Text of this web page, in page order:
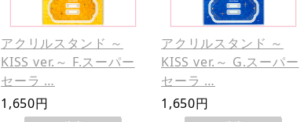
アクリルスタンド ～
KISS ver.～ F.スーパー
セーラ …
1,650円
アクリルスタンド ～
KISS ver.～ G.スーパー
セーラ …
1,650円